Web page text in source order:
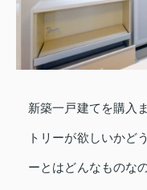
新築一戸建てを購入
トリーが欲しいかど
ーとはどんなものな